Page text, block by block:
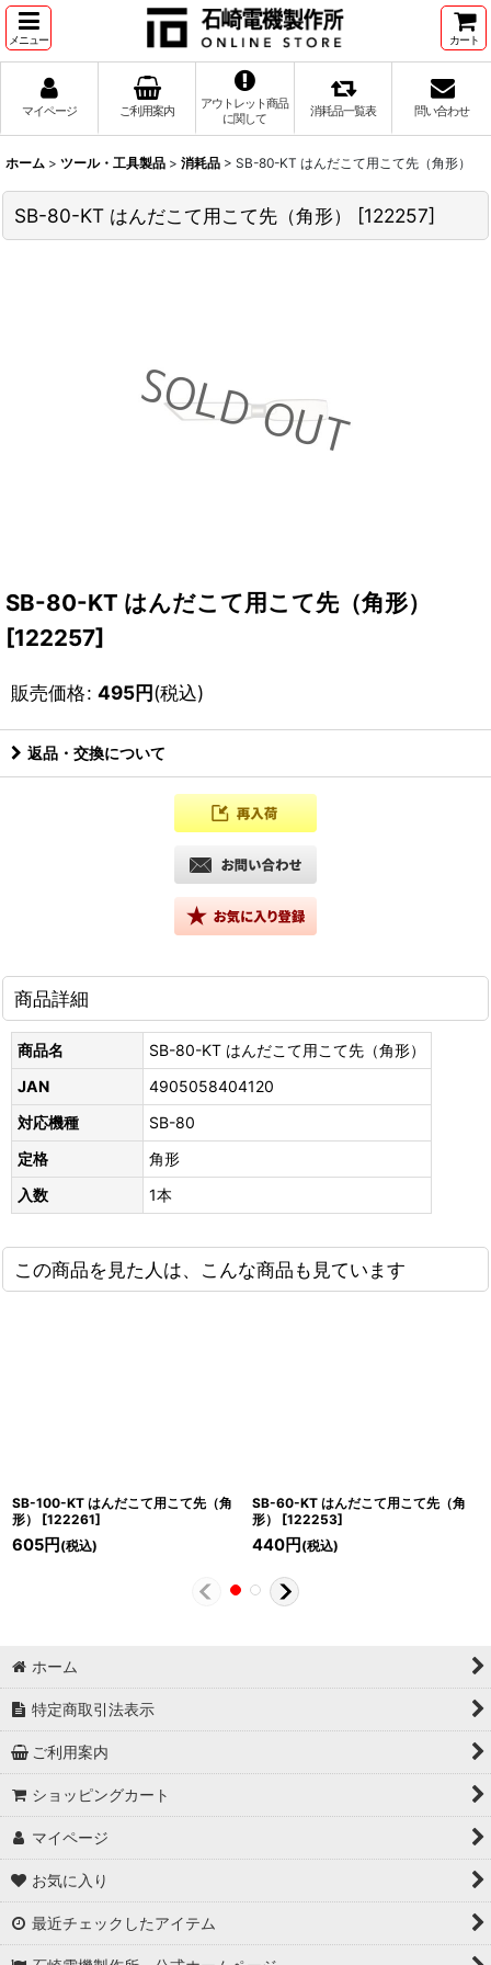
メニュー カート
マイページ ご利用案内
アウトレット商品
に関して
消耗品一覧表 問い合わせ
ホーム > ツール・工具製品 > 消耗品 > SB-80-KT はんだこて用こて先（角形）
SB-80-KT はんだこて用こて先（角形） [122257]
SB-80-KT はんだこて用こて先（角形）
[122257]
販売価格: 495円(税込)
返品・交換について
商品詳細
商品名
SB-80-KT はんだこて用こて先（角形）
JAN
4905058404120
対応機種
SB-80
定格
角形
入数
1本
この商品を見た人は、こんな商品も見ています
SB-100-KT はんだこて用こて先（角
形）
[122261]
605円 (税込)
SB-60-KT はんだこて用こて先（角
形）
[122253]
440円 (税込)
ホーム
特定商取引法表示
ご利用案内
ショッピングカート
マイページ
お気に入り
最近チェックしたアイテム